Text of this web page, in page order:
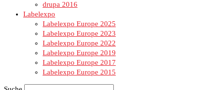
drupa 2016
Labelexpo
Labelexpo Europe 2025
Labelexpo Europe 2023
Labelexpo Europe 2022
Labelexpo Europe 2019
Labelexpo Europe 2017
Labelexpo Europe 2015